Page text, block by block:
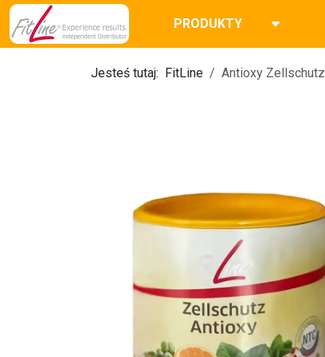
PRODUKTY
Jesteś tutaj: FitLine Antioxy Zellschutz